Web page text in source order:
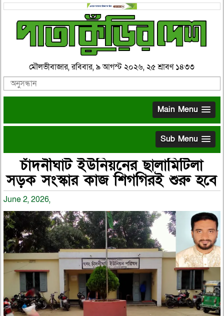
মৌলভীবাজার, রবিবার, ৯ আগস্ট ২০২৬, ২৫ শ্রাবণ ১৪৩৩
Main Menu
Sub Menu
চাঁদনীঘাট ইউনিয়নের ছালামিটিলা
সড়ক সংস্কার কাজ শিগগিরই শুরু হবে
June 2, 2026,